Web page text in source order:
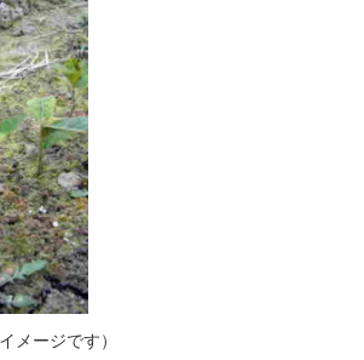
メージです）